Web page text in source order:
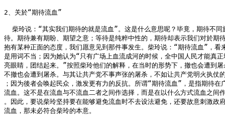
2、关於“期待流血”
柴玲说：“其实我们期待的就是流血”。这是什么意思呢？毕竟，期待不同
待。期待兼有期盼、期望之意；等待是纯粹中性的，期待却表示我们对於期
抱有某种正面的态度，我们愿意见到那件事发生。柴玲说：“期待流血”，看
是用词不当；因为她认为“只有广场上血流成河的时候，全中国人民才能真正
亮眼睛，团结起来。”按照柴玲他们的解释，在当时的形势下，撤也会遭到屠
不撤也会遭到屠杀。与其让共产党不事声张的屠杀，不如让共产党明火执仗
；因为後者会唤起民众，激发更有力的反抗。所谓“期待流血”，是指期待在
流血。这不是在流血与不流血二者之间作选择，而是在以什么方式流血之间
。因此，要说柴玲坚持要在能够避免流血时不去设法避免，还要故意刺激政
流血，那未必符合柴玲的本意。